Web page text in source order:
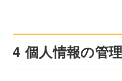
4 個人情報の管